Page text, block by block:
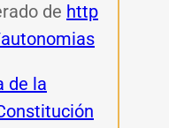
de http
de la